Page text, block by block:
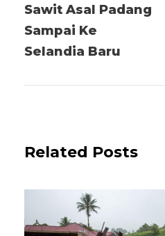
Sawit Asal Padang
Sampai Ke
Selandia Baru
Related Posts